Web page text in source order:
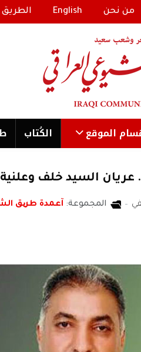
من نحن English الطريق
الموقع الكُتاب
السيد خلف
المجموعة: آعمدة طریق